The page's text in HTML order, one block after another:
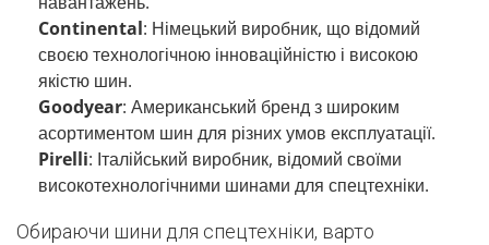
Continental: Німецький виробник, що відомий
своєю технологічною інноваційністю і високою
якістю шин.
Goodyear: Американський бренд з широким
асортиментом шин для різних умов експлуатації.
Pirelli: Італійський виробник, відомий своїми
високотехнологічними шинами для спецтехніки.
Обираючи шини для спецтехніки, варто